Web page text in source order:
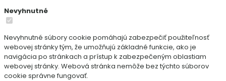
Nevyhnutné
Nevyhnutné súbory cookie pomáhajú zabezpečiť použiteľnosť
webovej stránky tým, že umožňujú základné funkcie, ako je
navigácia po stránkach a prístup k zabezpečeným oblastiam
webovej stránky. Webová stránka nemôže bez týchto súborov
cookie správne fungovať.